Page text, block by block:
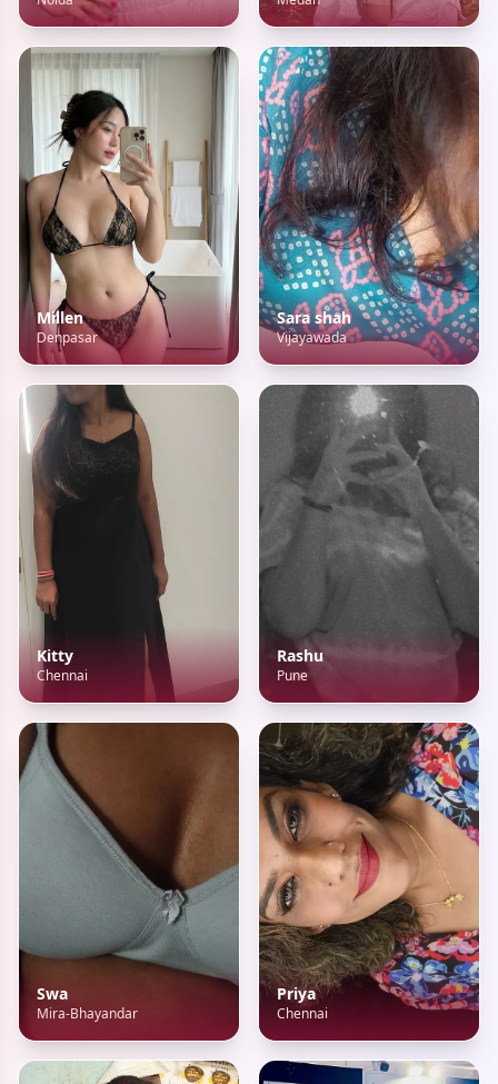
Millen
Denpasar
Sara shah
Vijayawada
Kitty
Chennai
Rashu
Pune
Swa
Mira-Bhayandar
Priya
Chennai